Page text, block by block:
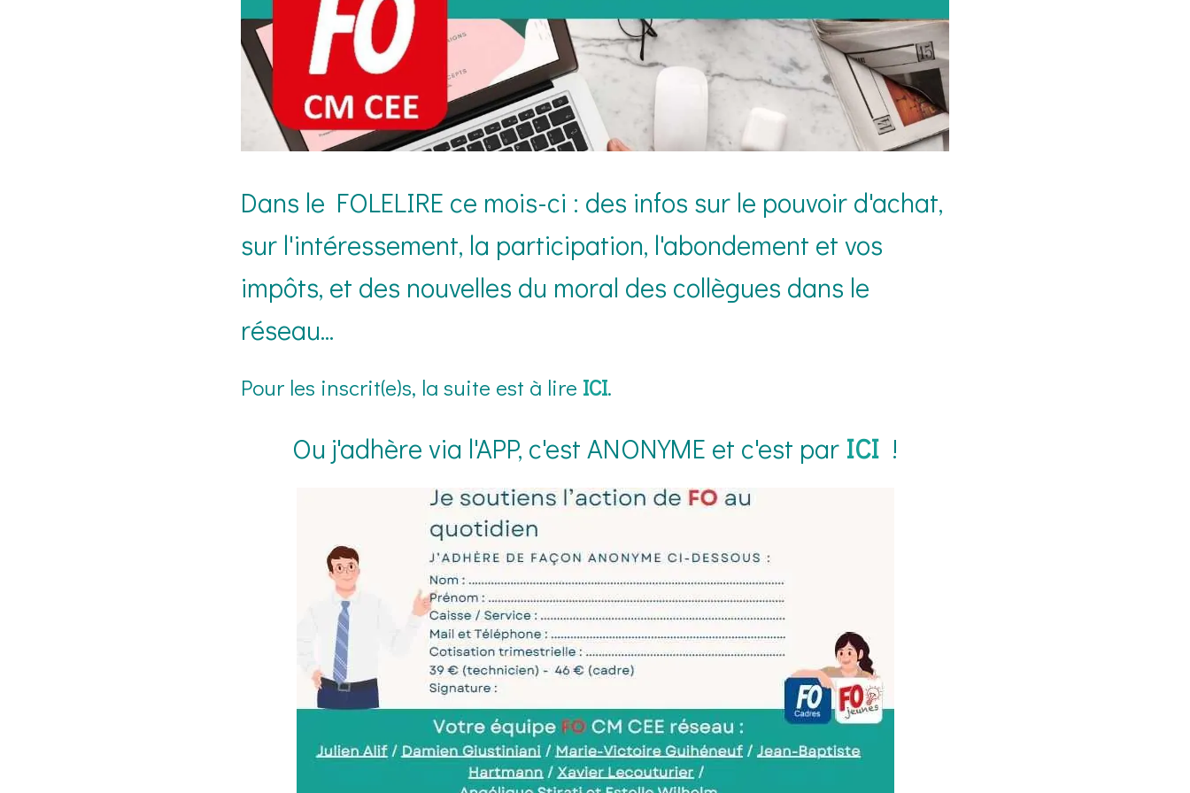
Dans le FOLELIRE ce mois-ci : des infos sur le pouvoir d'achat,
sur l'intéressement, la participation, l'abondement et vos
impôts, et des nouvelles du moral des collègues dans le
réseau...
Pour les inscrit(e)s, la suite est à lire ICI.
Ou j'adhère via l'APP, c'est ANONYME et c'est par ICI !